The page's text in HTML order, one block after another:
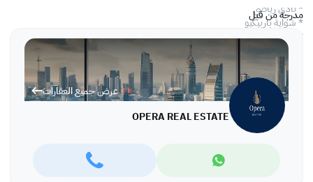
مدرجة من قبل
عرض جميع العقارات
OPERA REAL ESTATE
* نادي رياضي
* شواية باربيكيو
* غرفة الألعاب
* الصيانة عند الطلب
* كاميرات مراقبة وأمن على مدار 24 ساعة
* استقبال